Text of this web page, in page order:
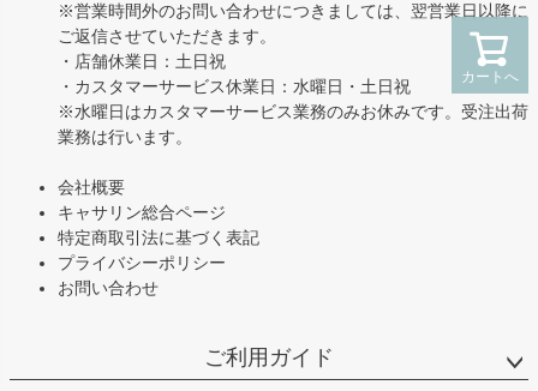
カートへ
※営業時間外のお問い合わせにつきましては、翌営業日以降に
ご返信させていただきます。
・店舗休業日：土日祝
・カスタマーサービス休業日：水曜日・土日祝
※水曜日はカスタマーサービス業務のみお休みです。受注出荷
業務は行います。
会社概要
キャサリン総合ページ
特定商取引法に基づく表記
プライバシーポリシー
お問い合わせ
ご利用ガイド